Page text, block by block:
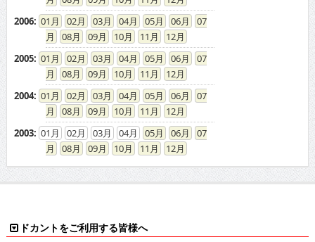
2006: 01 02 03 04 05 06
07
08
09 10 11
12
2005: 01 02 03 04 05 06
07
08
09 10 11
12
2004: 01 02 03 04 05 06
07
08
09 10 11
12
2003: 01 02 03 04 05 06
07
08
09 10 11 12
ドカントをご利用する皆様へ